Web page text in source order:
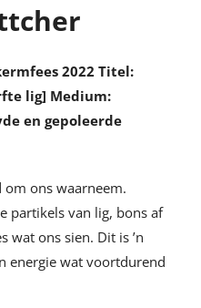
2022 Titel:
lig] Medium:
en gepoleerde
om ons waarneem.
partikels van lig, bons af
wat ons sien. Dit is ’n
energie wat voortdurend